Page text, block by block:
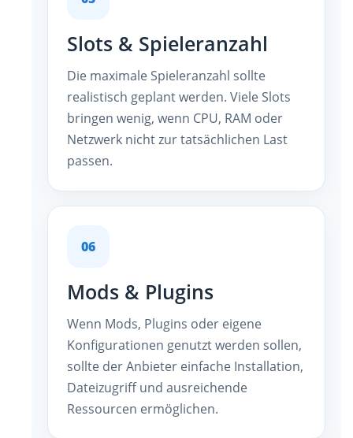
Slots & Spieleranzahl
Die maximale Spieleranzahl sollte
realistisch geplant werden. Viele Slots
bringen wenig, wenn CPU, RAM oder
Netzwerk nicht zur tatsächlichen Last
passen.
06
Mods & Plugins
Wenn Mods, Plugins oder eigene
Konfigurationen genutzt werden sollen,
sollte der Anbieter einfache Installation,
Dateizugriff und ausreichende
Ressourcen ermöglichen.